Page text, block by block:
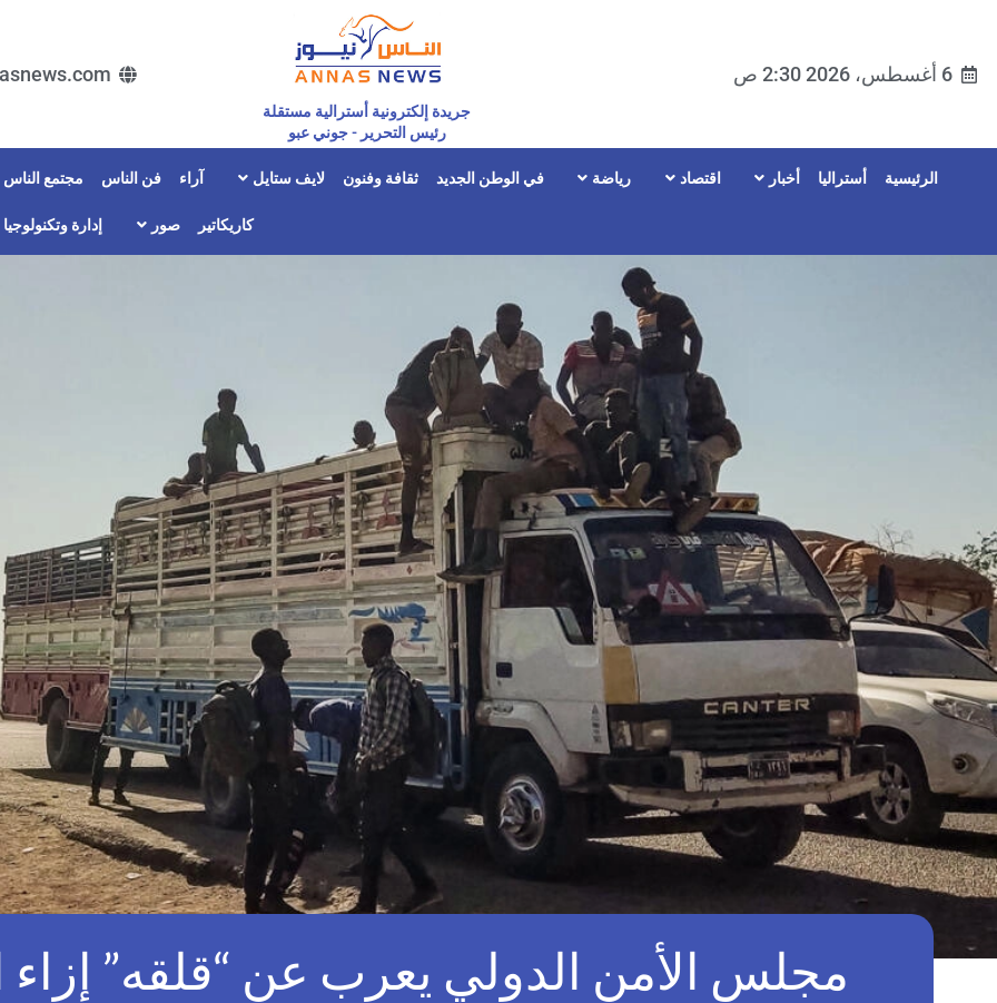
6 أغسطس، 2026 2:30 ص
جريدة إلكترونية أسترالية مستقلة
رئيس التحرير - جوني عبو
الرئيسية أستراليا أخبار اقتصاد رياضة في الوطن الجديد ثقافة وفنون لايف ستايل آراء فن الناس مجتمع الناس
كاريكاتير صور إدارة وتكنولوجيا
مجلس الأمن الدولي يعرب عن “قلقه” إزاء